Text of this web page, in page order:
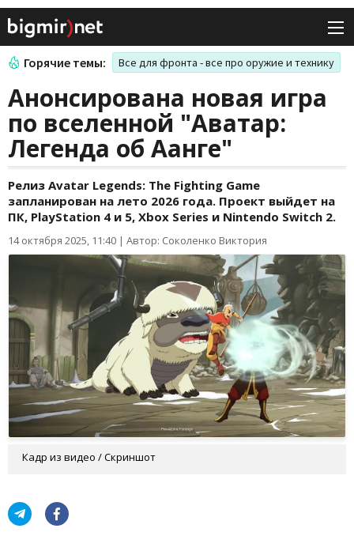
Горячие темы: Все для фронта - все про оружие и технику
Анонсирована новая игра
по вселенной "Аватар:
Легенда об Аанге"
Релиз Avatar Legends: The Fighting Game
запланирован на лето 2026 года. Проект выйдет на
ПК, PlayStation 4 и 5, Xbox Series и Nintendo Switch 2.
14 октября 2025, 11:40 | Автор: Соколенко Виктория
Кадр из видео / Скриншот